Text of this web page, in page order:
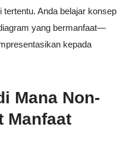
Anda belajar konsep
yang bermanfaat—
kepada
Mana Non-
Manfaat